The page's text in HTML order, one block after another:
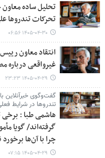
تحلیل ساده
تحرکات تندروها
۱۴۰۵-۰۴-۳۰ ۰۶:۵۶
انتقاد معاون
غیرواقعی درباره
۱۴۰۵-۰۴-۲۹ ۲۳:۲۳
گفت‌وگوی خبرآنلاین
تندروها در شرایط
هاشمی طبا : برخی
گرفته‌اند/ گویا
چرا با آن‌ها
۱۴۰۵-۰۴-۲۹ ۰۷:۱۵